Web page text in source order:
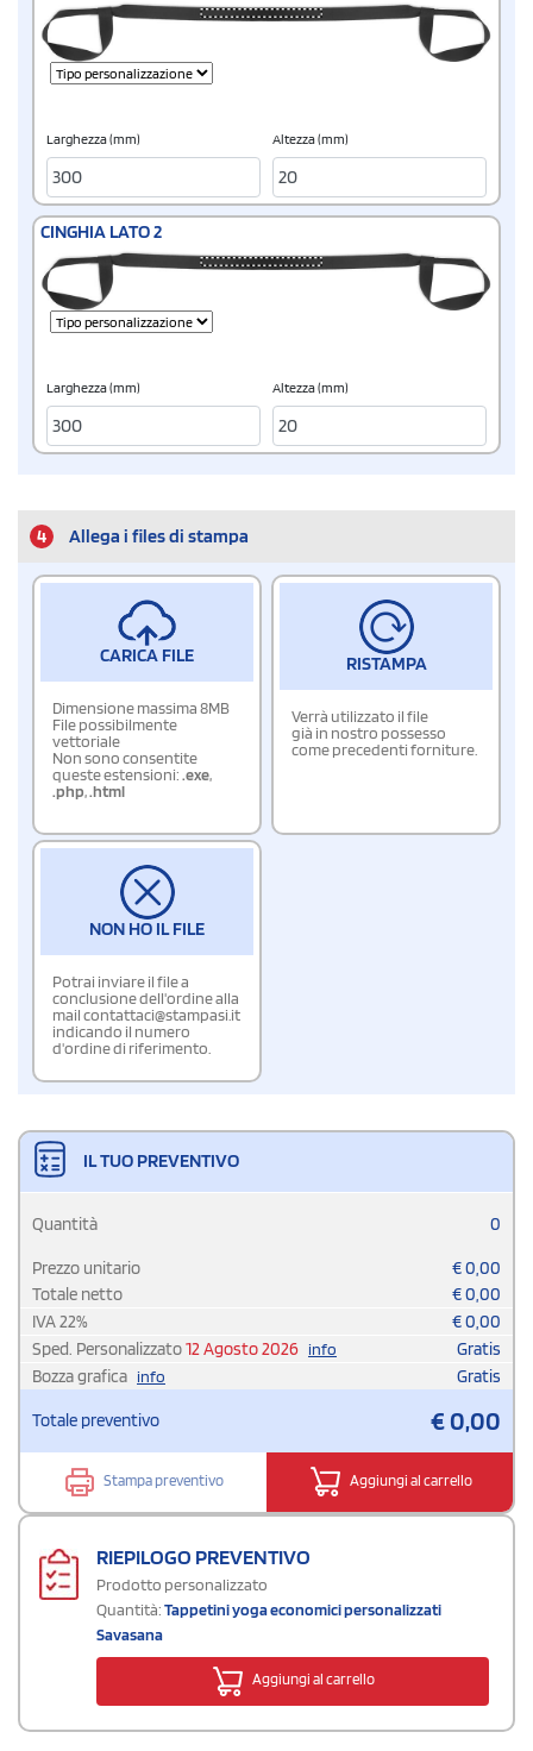
Larghezza (mm) Altezza (mm)
CINGHIA LATO 2
Larghezza (mm) Altezza (mm)
4 Allega i files di stampa
CARICA FILE
Dimensione massima 8MB
File possibilmente
vettoriale
Non sono consentite
queste estensioni:.exe,
.php,.html
RISTAMPA
Verrà utilizzato il file
già in nostro possesso
come precedenti forniture.
NON HO IL FILE
Potrai inviare il file a
conclusione dell'ordine alla
mail contattaci@stampasi.it
indicando il numero
d'ordine di riferimento.
IL TUO PREVENTIVO
Quantità 0
Prezzo unitario €0,00
Totale netto
€0,00
IVA22% €0,00
Sped. Personalizzato12 Agosto 2026 info
Gratis
Bozza grafica info Gratis
Totale preventivo €0,00
Stampa preventivo Aggiungi al carrello
RIEPILOGO PREVENTIVO
Prodotto personalizzato
Quantità:Tappetini yoga economici personalizzati
Savasana
Aggiungi al carrello